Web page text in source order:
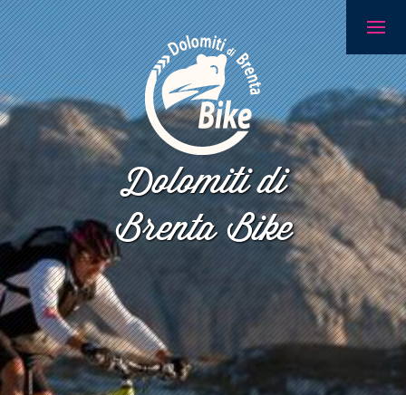
Dolomiti di
Brenta Bike